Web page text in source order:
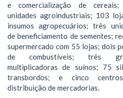
e comercialização de
unidades agroindustriais; 103
insumos agropecuários; três
de beneficiamento de sementes;
supermercado com 55 lojas; dois
de combustíveis; três
multiplicadoras de suínos; 75
transbordos; e cinco
distribuição de mercadorias.